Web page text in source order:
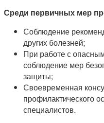
Среди первичных мер
Соблюдение
других болезней;
При работе с
соблюдение мер
защиты;
Своевременная
профилактического
специалистов.